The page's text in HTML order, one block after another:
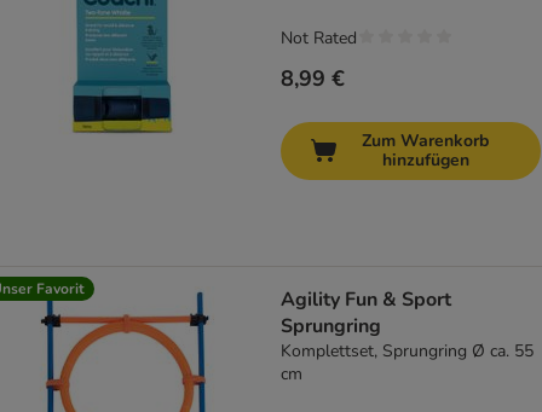
8,99 €
Not Rated
Zum Warenkorb
hinzufügen
Favorit
Agility Fun & Sport
Sprungring
Komplettset, Sprungring Ø ca. 55
cm